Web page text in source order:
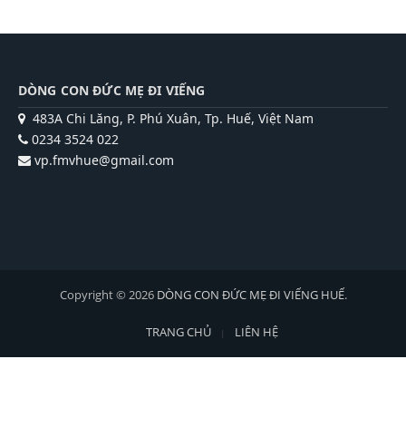
DÒNG CON ĐỨC MẸ ĐI VIẾNG
483A Chi Lăng, P. Phú Xuân, Tp. Huế, Việt Nam
0234 3524 022
vp.fmvhue@gmail.com
Copyright © 2026 DÒNG CON ĐỨC MẸ ĐI VIẾNG HUẾ.
TRANG CHỦ LIÊN HỆ